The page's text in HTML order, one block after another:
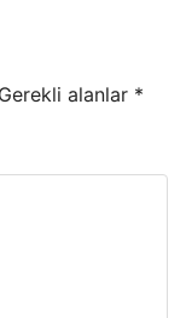
Gerekli alanlar *